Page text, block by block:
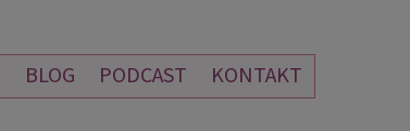
BLOG PODCAST KONTAKT